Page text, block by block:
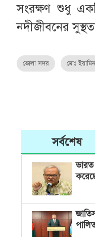
সংরক্ষণ শুধু
নদীজীবনের
ভোলা সদর মোঃ ইয়ামিন
সর্বশেষ